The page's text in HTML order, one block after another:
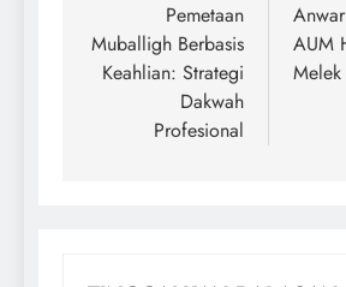
Pemetaan
Muballigh Berbasis
Keahlian: Strategi
Dakwah
Profesional
AUM
Melek